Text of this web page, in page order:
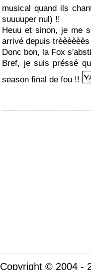
musical quand ils
suuuuper nul) !!
Heuu et sinon, je me
arrivé depuis
Donc bon, la Fox
Bref, je suis préssé
season final de fou !!
Copyright © 2004 -